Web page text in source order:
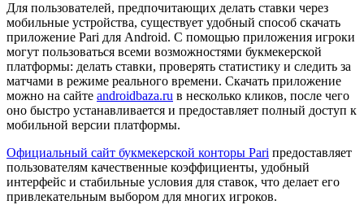
Для пользователей, предпочитающих делать ставки через
мобильные устройства, существует удобный способ скачать
приложение Pari для Android. С помощью приложения игроки
могут пользоваться всеми возможностями букмекерской
платформы: делать ставки, проверять статистику и следить за
матчами в режиме реального времени. Скачать приложение
можно на сайте androidbaza.ru в несколько кликов, после чего
оно быстро устанавливается и предоставляет полный доступ к
мобильной версии платформы.
Официальный сайт букмекерской конторы Pari предоставляет
пользователям качественные коэффициенты, удобный
интерфейс и стабильные условия для ставок, что делает его
привлекательным выбором для многих игроков.